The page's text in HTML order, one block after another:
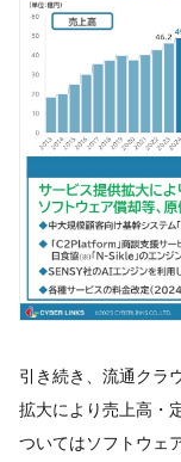
引き続き、流通クラ
拡大により売上高・
ついてはソフトウェ